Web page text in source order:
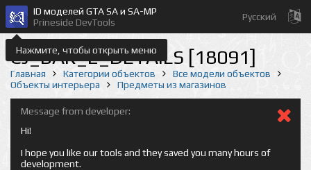
Нажмите, чтобы открыть меню
ID моделей GTA SA и SA-MP
Prineside DevTools
Русский
CJ_BAR_2_DETAILS [18091]
Главная Категории объектов
Все модели объектов
Объекты интерьера
Предметы из магазинов
Message from developer:
Hi!
I hope you like our tools and they saved you many hours of
development.